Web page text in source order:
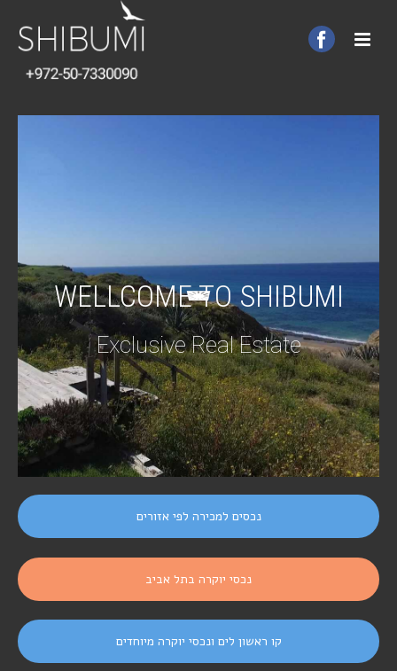
WELLCOME TO SHIBUMI
Exclusive Real Estate
נכסים למכירה לפי אזורים
נכסי יוקרה בתל אביב
קו ראשון לים ונכסי יוקרה מיוחדים